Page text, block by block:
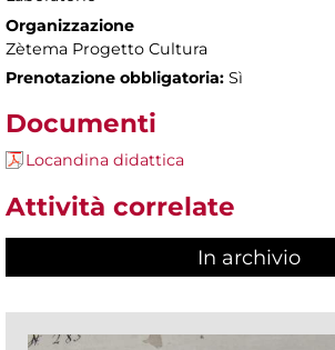
Organizzazione
Zètema Progetto Cultura
Prenotazione obbligatoria: Sì
Documenti
Locandina didattica
Attività correlate
In archivio